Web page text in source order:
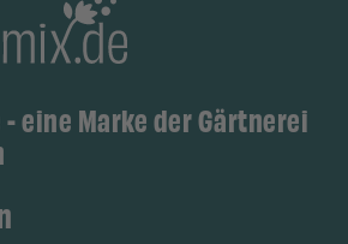
eine Marke der Gärtnerei